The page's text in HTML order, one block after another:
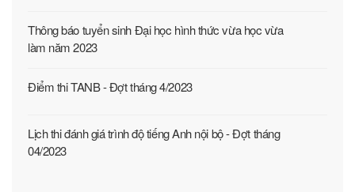
Thông báo tuyển sinh Đại học hình thức vừa học vừa
làm năm 2023
Điểm thi TANB - Đợt tháng 4/2023
Lịch thi đánh giá trình độ tiếng Anh nội bộ - Đợt tháng
04/2023